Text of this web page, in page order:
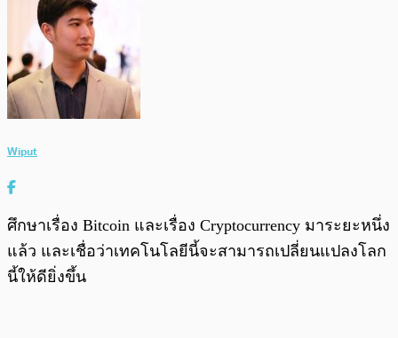
Wiput
ศึกษาเรื่อง Bitcoin และเรื่อง Cryptocurrency มาระยะหนึ่ง
แล้ว และเชื่อว่าเทคโนโลยีนี้จะสามารถเปลี่ยนแปลงโลก
นี้ให้ดียิ่งขึ้น